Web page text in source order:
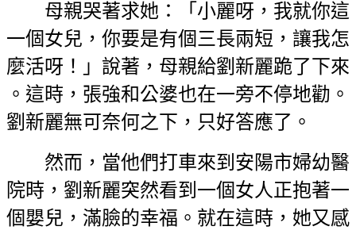
母親哭著求她：「小麗呀，我就你這
一個女兒，你要是有個三長兩短，讓我怎
麼活呀！」說著，母親給劉新麗跪了下來
。這時，張強和公婆也在一旁不停地勸。
劉新麗無可奈何之下，只好答應了。
然而，當他們打車來到安陽市婦幼醫
院時，劉新麗突然看到一個女人正抱著一
個嬰兒，滿臉的幸福。就在這時，她又感